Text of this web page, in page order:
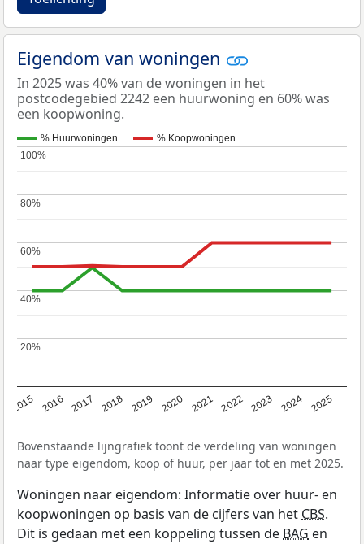
Eigendom van woningen
In 2025 was 40% van de woningen in het
postcodegebied 2242 een huurwoning en 60% was
een koopwoning.
% Huurwoningen % Koopwoningen
2015 2016 2017 2018 2019 2020 2021 2022 2023 2024 2025
20%
20%
40%
40%
60%
60%
80%
80%
100%
100%
Bovenstaande lijngrafiek toont de verdeling van woningen
naar type eigendom, koop of huur, per jaar tot en met 2025.
Woningen naar eigendom: Informatie over huur- en
koopwoningen op basis van de cijfers van het CBS.
Dit is gedaan met een koppeling tussen de BAG en